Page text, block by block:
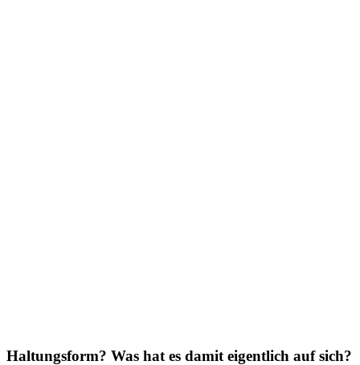
Haltungsform? Was hat es damit eigentlich auf sich?